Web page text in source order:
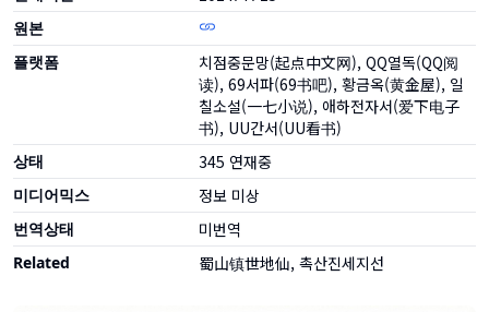
원본
플랫폼
치점중문망(起点中文网), QQ열독(QQ阅
读), 69서파(69书吧), 황금옥(黄金屋), 일
칠소설(一七小说), 애하전자서(爱下电子
书), UU간서(UU看书)
상태 345 연재중
미디어믹스 정보 미상
번역상태 미번역
Related 蜀山镇世地仙, 촉산진세지선